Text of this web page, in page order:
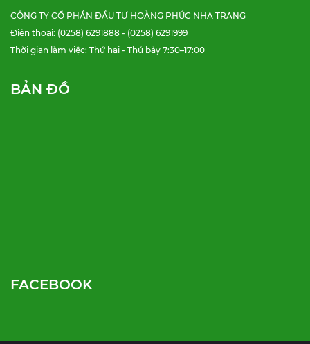
CÔNG TY CỔ PHẦN ĐẦU TƯ HOÀNG PHÚC NHA TRANG
Điện thoại: (0258) 6291888 - (0258) 6291999
Thời gian làm việc: Thứ hai - Thứ bảy 7:30–17:00
BẢN ĐỒ
FACEBOOK